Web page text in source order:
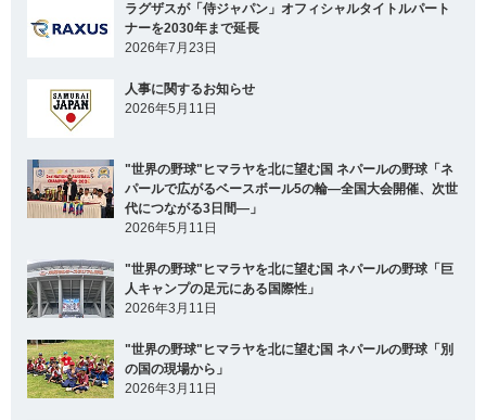
ラグザスが「侍ジャパン」オフィシャルタイトルパート
ナーを2030年まで延長
2026年7月23日
人事に関するお知らせ
2026年5月11日
"世界の野球"ヒマラヤを北に望む国 ネパールの野球「ネ
パールで広がるベースボール5の輪―全国大会開催、次世
代につながる3日間―」
2026年5月11日
"世界の野球"ヒマラヤを北に望む国 ネパールの野球「巨
人キャンプの足元にある国際性」
2026年3月11日
"世界の野球"ヒマラヤを北に望む国 ネパールの野球「別
の国の現場から」
2026年3月11日